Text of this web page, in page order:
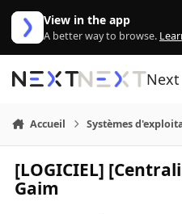
Aller au contenu
View in the app
A better way to browse.
Next
Accueil Systèmes
[LOGICIEL]
Gaim